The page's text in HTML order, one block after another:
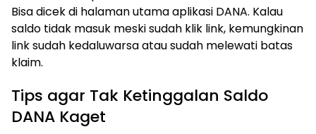
Bisa dicek di halaman utama aplikasi DANA. Kalau
saldo tidak masuk meski sudah klik link, kemungkinan
link sudah kedaluwarsa atau sudah melewati batas
klaim.
Tips agar Tak Ketinggalan Saldo
DANA Kaget